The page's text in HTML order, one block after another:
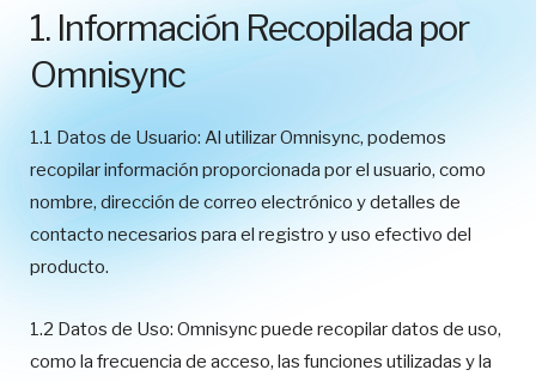
1. Información Recopilada por
Omnisync
1.1 Datos de Usuario: Al utilizar Omnisync, podemos
recopilar información proporcionada por el usuario, como
nombre, dirección de correo electrónico y detalles de
contacto necesarios para el registro y uso efectivo del
producto.
1.2 Datos de Uso: Omnisync puede recopilar datos de uso,
como la frecuencia de acceso, las funciones utilizadas y la